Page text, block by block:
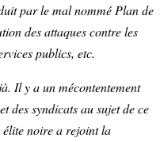
par le mal nommé Plan de
des attaques contre les
publics, etc.
Il y a un mécontentement
des syndicats au sujet de ce
élite noire a rejoint la